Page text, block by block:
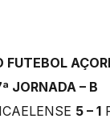
– B
5 – 1